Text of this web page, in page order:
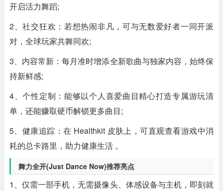
开启活力舞蹈;
2、社交狂欢：若想热闹非凡，可与无数爱好者一同开派
对，全球玩家共舞同欢;
3、内容常新：每月准时增添全新歌曲与独家内容，始终保
持新鲜感;
4、个性定制：能够以个人喜爱曲目精心打造专属游玩清
单，还能赚取硬币解锁更多曲目;
5、健康追踪：在 Healthkit 皮肤上，可直观查看游戏中消
耗的总卡路里，助力健康生活 。
舞力全开(Just Dance Now)推荐亮点
1、仅需一部手机，无需摄像头、体感设备与主机，即刻就